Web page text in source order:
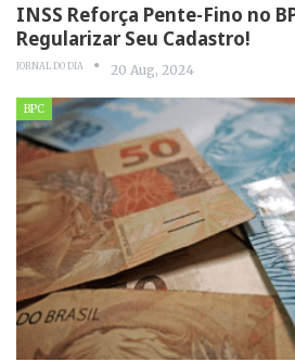
INSS Reforça Pente-Fino no
Regularizar Seu Cadastro!
JORNAL DO DIA 20 Aug, 2024
BPC